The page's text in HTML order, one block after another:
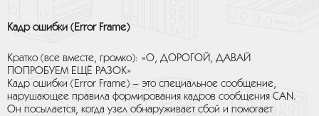
Кадр ошибки (Error Frame)
Кратко (все вместе, громко): «О, ДОРОГОЙ, ДАВАЙ
ПОПРОБУЕМ ЕЩЁ РАЗОК»
Кадр ошибки (Error Frame) – это специальное сообщение,
нарушающее правила формирования кадров сообщения CAN.
Он посылается, когда узел обнаруживает сбой и помогает